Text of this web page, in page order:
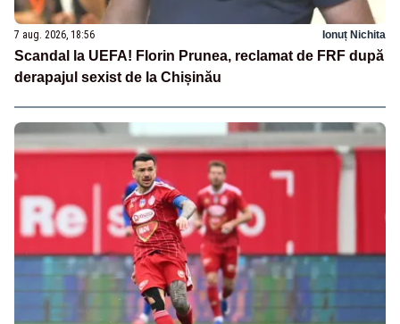
7 aug. 2026, 18:56 Ionuț Nichita
Scandal la UEFA! Florin Prunea, reclamat de FRF după
derapajul sexist de la Chișinău